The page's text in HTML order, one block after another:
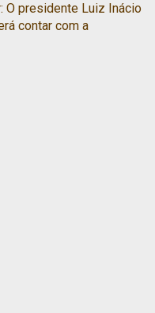
O presidente Luiz Inácio
contar com a